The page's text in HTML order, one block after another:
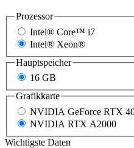
Prozessor
Intel® Core™ i7
Intel® Xeon®
Hauptspeicher
16 GB
Grafikkarte
NVIDIA GeForce RTX
NVIDIA RTX A2000
Wichtigste Daten